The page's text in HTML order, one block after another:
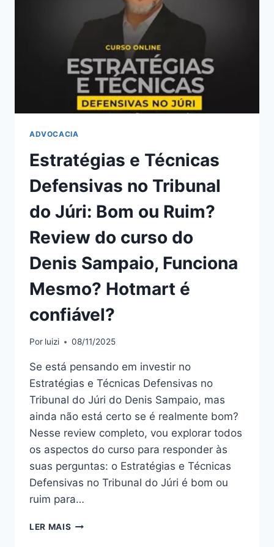
JÉSSICA
MEZZAROBA,
FUNCIONA
MESMO?
HOTMART
CONFIÁVEL?
ADVOCACIA
Estratégias e Técnicas
Defensivas no Tribunal
do Júri: Bom ou Ruim?
Review do curso do
Denis Sampaio, Funciona
Mesmo? Hotmart é
confiável?
Por luizi 08/11/2025
Se está pensando em investir no
Estratégias e Técnicas Defensivas no
Tribunal do Júri do Denis Sampaio, mas
ainda não está certo se é realmente bom?
Nesse review completo, vou explorar todos
os aspectos do curso para responder às
suas perguntas: o Estratégias e Técnicas
Defensivas no Tribunal do Júri é bom ou
ruim para…
LER MAIS ESTRATÉGIAS